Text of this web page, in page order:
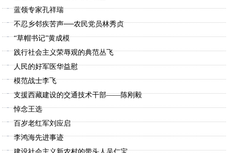
蓝领专家孔祥瑞
不忍乡邻疾苦声──农民党员林秀贞
“草帽书记”黄成模
践行社会主义荣辱观的典范丛飞
人民的好军医华益慰
模范战士李飞
支援西藏建设的交通技术干部——陈刚毅
悼念王选
百岁老红军刘应启
李鸿海先进事迹